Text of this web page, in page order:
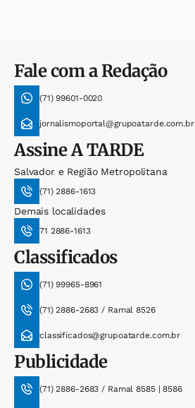
Fale com a Redação
(71) 99601-0020
jornalismoportal@grupoatarde.com.br
AssineA TARDE
Salvador e Região Metropolitana
(71) 2886-1613
Demais localidades
71 2886-1613
Classificados
(71) 99965-8961
(71) 2886-2683 / Ramal 8526
classificados@grupoatarde.com.br
Publicidade
(71) 2886-2683 / Ramal 8585 | 8586